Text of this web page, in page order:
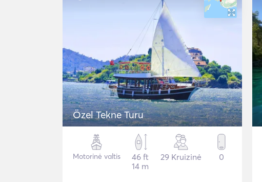
Özel Tekne Turu
Motorinė valtis
46 ft
14 m
29 Kruizinė 0